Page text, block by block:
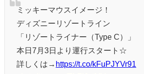
ミッキーマウスイメージ！
ディズニーリゾートライン
「リゾートライナー（Type C）」
本日7月3日より運行スタート☆
詳しくは→ https://t.co/kFuPJYVr91